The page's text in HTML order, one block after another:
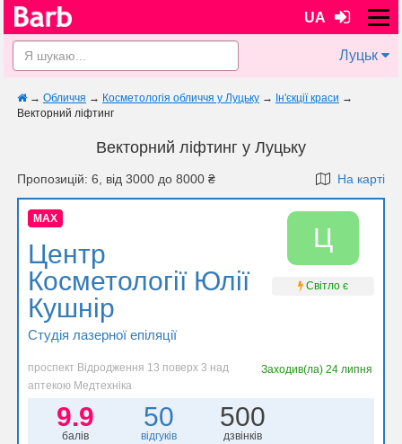
UA
Луцьк
→ Обличчя → Косметологія обличчя у Луцьку → Ін'єкції краси →
Векторний ліфтинг
Векторний ліфтинг у Луцьку
Пропозицій: 6, від 3000 до 8000 ₴ На карті
MAX
Центр
Косметології Юлії
Кушнір
Студія лазерної епіляції
Ц
Світло є
проспект Відродження 13 поверх 3 над
аптекою Медтехніка
Заходив(ла) 24 липня
9.9
балів
50
відгуків
500
дзвінків